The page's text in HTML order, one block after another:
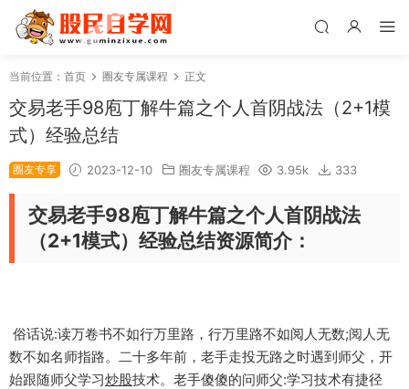
当前位置： 首页 圈友专属课程 正文
交易老手98庖丁解牛篇之个人首阴战法（2+1模
式）经验总结
圈友专享 2023-12-10 圈友专属课程 3.95k 333
交易老手98庖丁解牛篇之个人首阴战法
（2+1模式）经验总结资源简介：
俗话说:读万卷书不如行万里路，行万里路不如阅人无数;阅人无
数不如名师指路。二十多年前，老手走投无路之时遇到师父，开
始跟随师父学习炒股技术。老手傻傻的问师父:学习技术有捷径